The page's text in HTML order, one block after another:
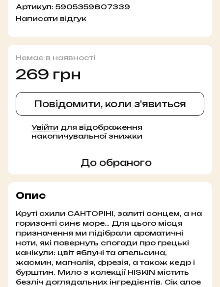
Артикул: 5905359807339
Написати відгук
Немає в наявності
269 грн
Повідомити, коли з'явиться
Увійти для відображення
накопичувальної знижки
До обраного
Опис
Круті схили САНТОРІНІ, залиті сонцем, а на
горизонті синє море… Для цього місця
призначення ми підібрали ароматичні
ноти, які повернуть спогади про грецькі
канікули: цвіт яблуні та апельсина,
жасмин, магнолія, фрезія, а також кедр і
бурштин. Мило з колекції HISKIN містить
безліч доглядальних інгредієнтів. Сік алое